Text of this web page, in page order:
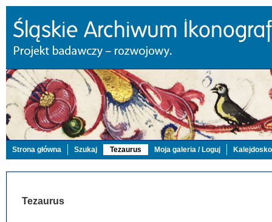
Strona główna Szukaj Tezaurus Moja galeria / Loguj
Tezaurus